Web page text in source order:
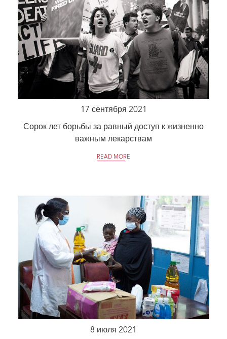
17 сентября 2021
Сорок лет борьбы за равный доступ к жизненно
важным лекарствам
READ MORE
8 июля 2021